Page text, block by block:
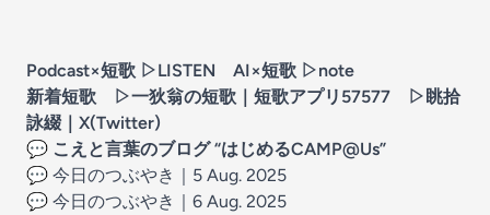
Podcast×短歌 ▷LISTEN AI×短歌 ▷note
新着短歌 ▷一狄翁の短歌 ｜短歌アプリ57577 ▷ 眺拾
詠綴｜X(Twitter)
💬 こえと言葉のブログ “はじめるCAMP@Us”
💬 今日のつぶやき｜5 Aug. 2025
💬 今日のつぶやき｜6 Aug. 2025